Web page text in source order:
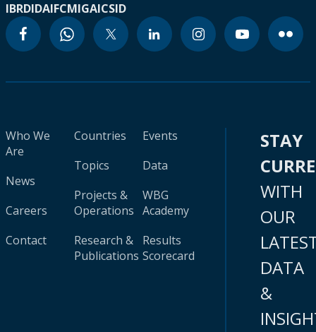
IBRDIDAIFCMIGAICSID
Who We
Are
News
Careers
Contact
Countries
Topics
Projects &
Operations
Research &
Publications
Events
Data
WBG
Academy
Results
Scorecard
STAY
WITH
OUR
DATA
&